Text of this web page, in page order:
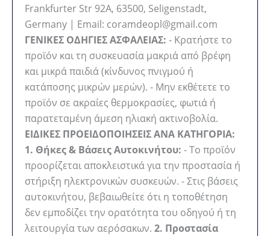
Frankfurter Str 92A, 63500, Seligenstadt,
Germany | Email: coramdeopl@gmail.com
ΓΕΝΙΚΕΣ ΟΔΗΓΙΕΣ ΑΣΦΑΛΕΙΑΣ: - Κρατήστε το
προϊόν και τη συσκευασία μακριά από βρέφη
και μικρά παιδιά (κίνδυνος πνιγμού ή
κατάποσης μικρών μερών). - Μην εκθέτετε το
προϊόν σε ακραίες θερμοκρασίες, φωτιά ή
παρατεταμένη άμεση ηλιακή ακτινοβολία.
ΕΙΔΙΚΕΣ ΠΡΟΕΙΔΟΠΟΙΗΣΕΙΣ ΑΝΑ ΚΑΤΗΓΟΡΙΑ:
1. Θήκες & Βάσεις Αυτοκινήτου: - Το προϊόν
προορίζεται αποκλειστικά για την προστασία ή
στήριξη ηλεκτρονικών συσκευών. - Στις βάσεις
αυτοκινήτου, βεβαιωθείτε ότι η τοποθέτηση
δεν εμποδίζει την ορατότητα του οδηγού ή τη
λειτουργία των αερόσακων. 2. Προστασία